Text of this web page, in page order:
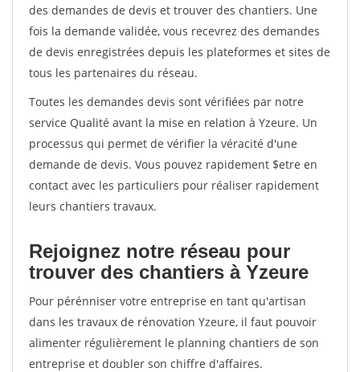
des demandes de devis et trouver des chantiers. Une
fois la demande validée, vous recevrez des demandes
de devis enregistrées depuis les plateformes et sites de
tous les partenaires du réseau.
Toutes les demandes devis sont vérifiées par notre
service Qualité avant la mise en relation à Yzeure. Un
processus qui permet de vérifier la véracité d'une
demande de devis. Vous pouvez rapidement $etre en
contact avec les particuliers pour réaliser rapidement
leurs chantiers travaux.
Rejoignez notre réseau pour
trouver des chantiers à Yzeure
Pour pérénniser votre entreprise en tant qu'artisan
dans les travaux de rénovation Yzeure, il faut pouvoir
alimenter régulièrement le planning chantiers de son
entreprise et doubler son chiffre d'affaires.